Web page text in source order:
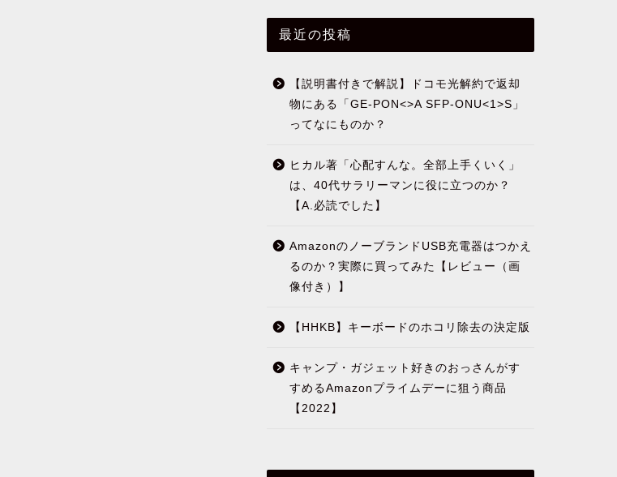
最近の投稿
【説明書付きで解説】ドコモ光解約で返却
物にある「GE-PON<>A SFP-ONU<1>S」
ってなにものか？
ヒカル著「心配すんな。全部上手くいく」
は、40代サラリーマンに役に立つのか？
【A.必読でした】
AmazonのノーブランドUSB充電器はつかえ
るのか？実際に買ってみた【レビュー（画
像付き）】
【HHKB】キーボードのホコリ除去の決定版
キャンプ・ガジェット好きのおっさんがす
すめるAmazonプライムデーに狙う商品
【2022】